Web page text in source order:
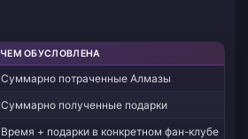
ЧЕМ ОБУСЛОВЛЕНА
Суммарно потраченные Алмазы
Суммарно полученные подарки
Время + подарки в конкретном фан-клубе